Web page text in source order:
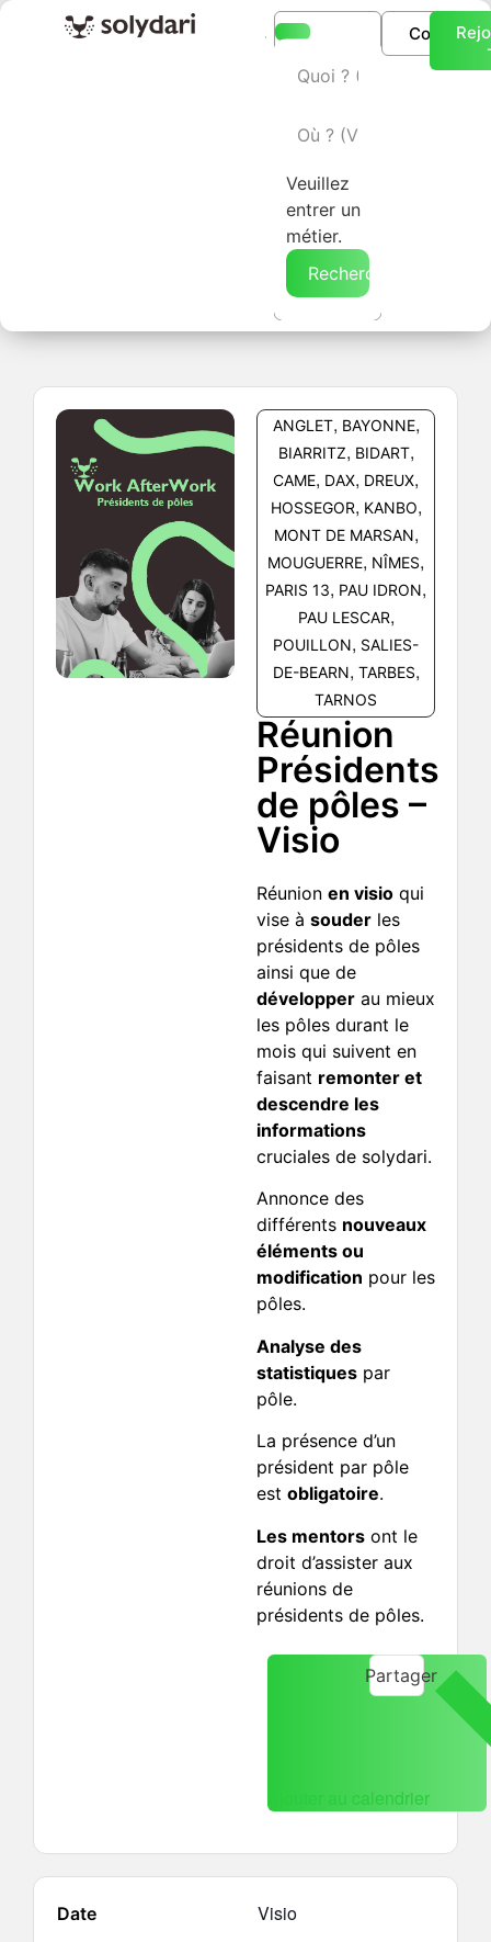
Veuillez
entrer un
métier.
Rechercher →
ANGLET, BAYONNE,
BIARRITZ, BIDART,
CAME, DAX, DREUX,
HOSSEGOR, KANBO,
MONT DE MARSAN,
MOUGUERRE, NÎMES,
PARIS 13, PAU IDRON,
PAU LESCAR,
POUILLON, SALIES-
DE-BEARN, TARBES,
TARNOS
Réunion
Présidents
de pôles –
Visio
Réunion en visio qui
vise à souder les
présidents de pôles
ainsi que de
développer au mieux
les pôles durant le
mois qui suivent en
faisant remonter et
descendre les
informations
cruciales de solydari.
Annonce des
différents nouveaux
éléments ou
modification pour les
pôles.
Analyse des
statistiques par
pôle.
La présence d’un
président par pôle
est obligatoire.
Les mentors ont le
droit d’assister aux
réunions de
présidents de pôles.
Ajouter au calendrier
Partager
Date Visio